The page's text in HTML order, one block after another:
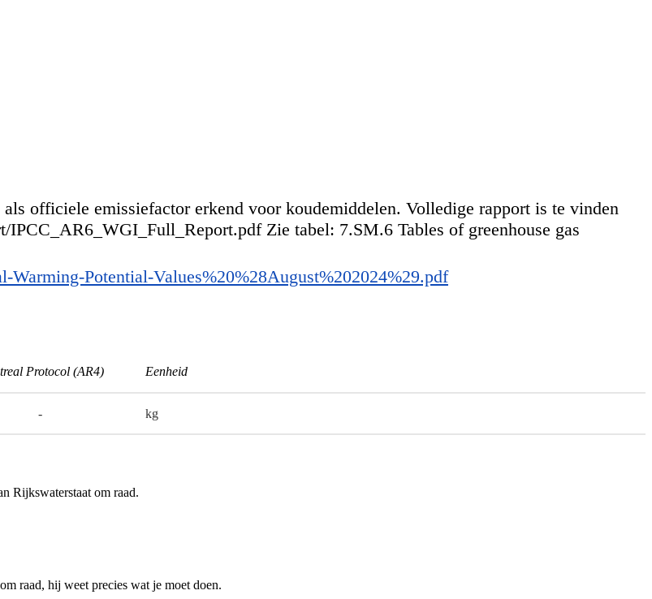
officiele emissiefactor erkend voor koudemiddelen. Volledige rapport is te vinden
Zie tabel: 7.SM.6 Tables of greenhouse gas
Potential-Values%20%28August%202024%29.pdf
Protocol (AR4) Eenheid
- kg
Rijkswaterstaat om raad.
raad, hij weet precies wat je moet doen.